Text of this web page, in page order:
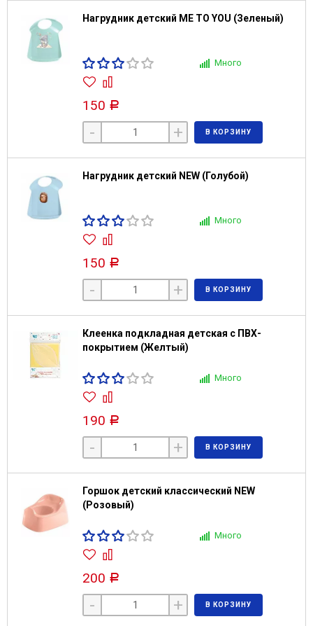
Нагрудник детский ME TO YOU (Зеленый)
Много
150 Р
- + В КОРЗИНУ
Нагрудник детский NEW (Голубой)
Много
150 Р
- + В КОРЗИНУ
Клеенка подкладная детская с ПВХ-
покрытием (Желтый)
Много
190 Р
- + В КОРЗИНУ
Горшок детский классический NEW
(Розовый)
Много
200 Р
- + В КОРЗИНУ